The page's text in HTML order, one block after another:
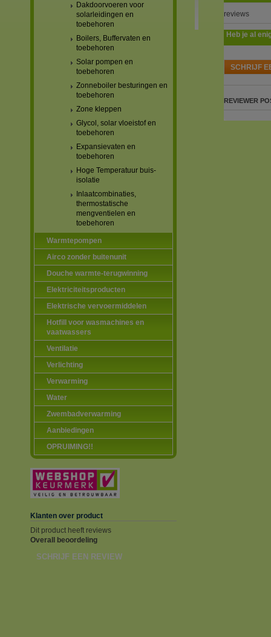
Dakdoorvoeren voor
solarleidingen en
toebehoren
Boilers, Buffervaten en
toebehoren
Solar pompen en
toebehoren
Zonneboiler besturingen en
toebehoren
Zone kleppen
Glycol, solar vloeistof en
toebehoren
Expansievaten en
toebehoren
Hoge Temperatuur buis-
isolatie
Inlaatcombinaties,
thermostatische
mengventielen en
toebehoren
Warmtepompen
Airco zonder buitenunit
Douche warmte-terugwinning
Elektriciteitsproducten
Elektrische vervoermiddelen
Hotfill voor wasmachines en
vaatwassers
Ventilatie
Verlichting
Verwarming
Water
Zwembadverwarming
Aanbiedingen
OPRUIMING!!
Klanten over product
Dit product heeft reviews
Overall beoordeling
SCHRIJF EEN REVIEW
reviews
Heb je al
SCHRIJF
REVIEWER